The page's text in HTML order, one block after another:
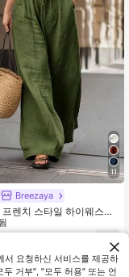
11
Breezaya
렌치 스타일 하이웨스트
레그 솔리드 컬러 여성용
아하고 패셔너블한 여름,
을 겨울에 적합, 휴가, 출퇴
, 파티, 해변, 캐주얼, 로
, 다용도
서 요청하신 서비스를 제공하
거부", "모두 허용" 또는 언